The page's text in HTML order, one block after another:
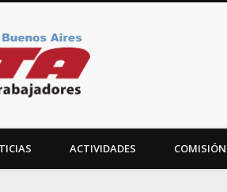
CTA Ciudad
ACTIVIDADES